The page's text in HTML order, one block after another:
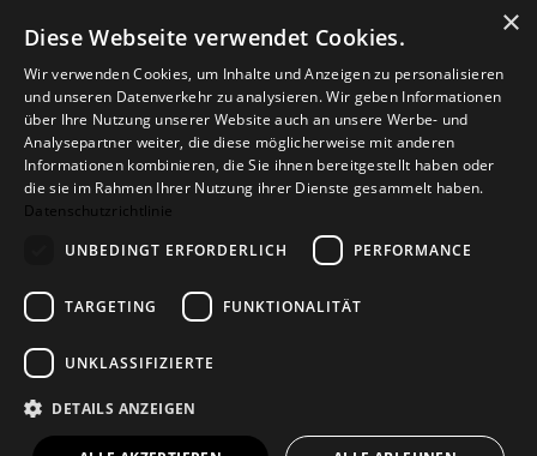
IM KATALOG BLÄTTERN
Versand Zahlarten
Retoure
Widerrufsformular
© 2026Baltic Design Shop. Baltic Design Shop
×
Diese Webseite verwendet Cookies.
Wir verwenden Cookies, um Inhalte und Anzeigen zu personalisieren
und unseren Datenverkehr zu analysieren. Wir geben Informationen
über Ihre Nutzung unserer Website auch an unsere Werbe- und
Analysepartner weiter, die diese möglicherweise mit anderen
Informationen kombinieren, die Sie ihnen bereitgestellt haben oder
die sie im Rahmen Ihrer Nutzung ihrer Dienste gesammelt haben.
Datenschutzrichtlinie
UNBEDINGT ERFORDERLICH
PERFORMANCE
TARGETING FUNKTIONALITÄT
UNKLASSIFIZIERTE
DETAILS ANZEIGEN